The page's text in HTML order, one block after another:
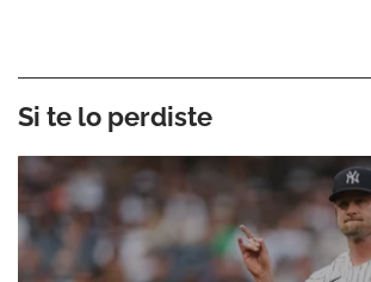
Si te lo perdiste